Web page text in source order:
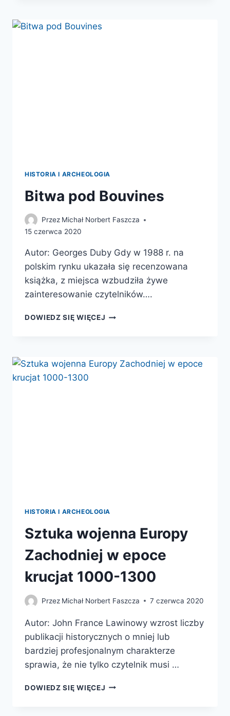
HISTORIA I ARCHEOLOGIA
Bitwa pod Bouvines
Przez Michał Norbert Faszcza
15 czerwca 2020
Autor: Georges Duby Gdy w 1988 r. na
polskim rynku ukazała się recenzowana
książka, z miejsca wzbudziła żywe
zainteresowanie czytelników….
DOWIEDZ SIĘ WIĘCEJ BITWA
HISTORIA I ARCHEOLOGIA
Sztuka wojenna Europy
Zachodniej w epoce
krucjat 1000-1300
Przez Michał Norbert Faszcza 7 czerwca 2020
Autor: John France Lawinowy wzrost liczby
publikacji historycznych o mniej lub
bardziej profesjonalnym charakterze
sprawia, że nie tylko czytelnik musi …
DOWIEDZ SIĘ WIĘCEJ SZTUKA